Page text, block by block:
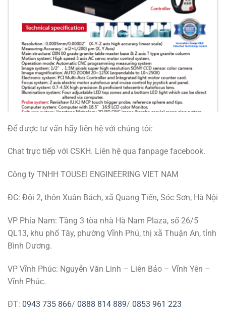
Để được tư vấn hãy liên hệ với chúng tôi:
Chat trực tiếp với CSKH. Liên hệ qua fanpage facebook.
Công ty TNHH TOUSEI ENGINEERING VIET NAM
ĐC: Đội 2, thôn Xuân Bách, xã Quang Tiến, Sóc Sơn, Hà Nội
VP Phía Nam: Tầng 3 tòa nhà Hà Nam Plaza, số 26/5
QL13, khu phố Tây, phường Vĩnh Phú, thị xã Thuận An, tỉnh
Bình Dương.
VP Vĩnh Phúc: Nguyễn Văn Linh – Liên Bảo – Vĩnh Yên –
Vĩnh Phúc.
ĐT: 0943 735 866/ 0888 814 889/ 0853 961 223